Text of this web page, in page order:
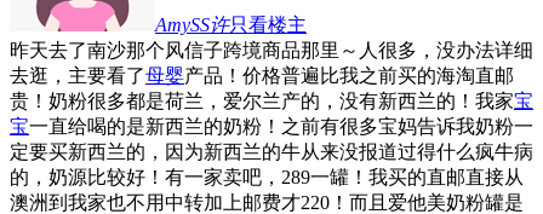
AmySS许只看楼主
昨天去了南沙那个风信子跨境商品那里～人很多，没办法详细
去逛，主要看了母婴产品！价格普遍比我之前买的海淘直邮
贵！奶粉很多都是荷兰，爱尔兰产的，没有新西兰的！我家宝
宝一直给喝的是新西兰的奶粉！之前有很多宝妈告诉我奶粉一
定要买新西兰的，因为新西兰的牛从来没报道过得什么疯牛病
的，奶源比较好！有一家卖吧，289一罐！我买的直邮直接从
澳洲到我家也不用中转加上邮费才220！而且爱他美奶粉罐是